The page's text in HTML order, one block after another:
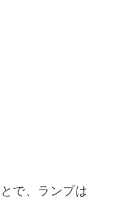
で、ランプは